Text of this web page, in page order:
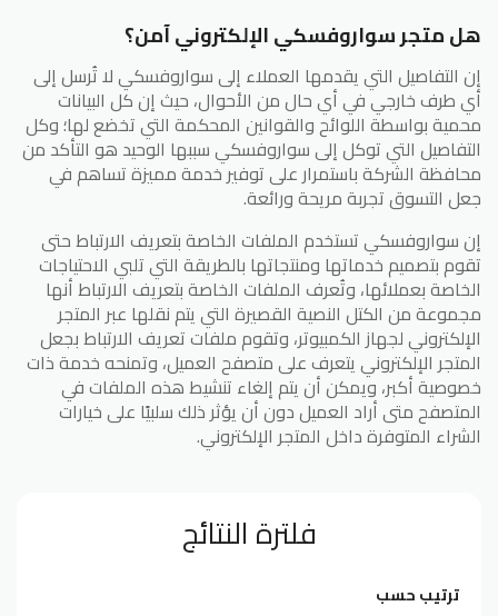
هل متجر سواروفسكي الإلكتروني آمن؟
إن التفاصيل التي يقدمها العملاء إلى سواروفسكي لا تُرسل إلى
أي طرف خارجي في أي حال من الأحوال، حيث إن كل البيانات
محمية بواسطة اللوائح والقوانين المحكمة التي تخضع لها؛ وكل
التفاصيل التي توكل إلى سواروفسكي سببها الوحيد هو التأكد من
محافظة الشركة باستمرار على توفير خدمة مميزة تساهم في
جعل التسوق تجربة مريحة ورائعة.
إن سواروفسكي تستخدم الملفات الخاصة بتعريف الارتباط حتى
تقوم بتصميم خدماتها ومنتجاتها بالطريقة التي تلبي الاحتياجات
الخاصة بعملائها، وتُعرف الملفات الخاصة بتعريف الارتباط أنها
مجموعة من الكتل النصية القصيرة التي يتم نقلها عبر المتجر
الإلكتروني لجهاز الكمبيوتر، وتقوم ملفات تعريف الارتباط بجعل
المتجر الإلكتروني يتعرف على متصفح العميل، وتمنحه خدمة ذات
خصوصية أكبر، ويمكن أن يتم إلغاء تنشيط هذه الملفات في
المتصفح متى أراد العميل دون أن يؤثر ذلك سلبيًا على خيارات
الشراء المتوفرة داخل المتجر الإلكتروني.
فلترة النتائج
ترتيب حسب